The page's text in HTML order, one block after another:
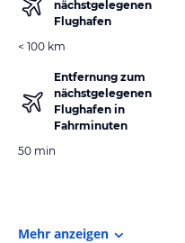
nächstgelegenen
Flughafen
< 100 km
Entfernung zum
nächstgelegenen
Flughafen in
Fahrminuten
50 min
Mehr anzeigen